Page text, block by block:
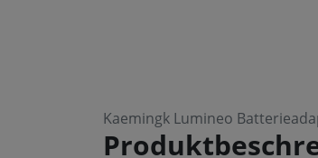
Kaemingk Lumineo